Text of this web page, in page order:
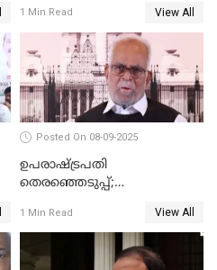
സത്യപ്രതിജ്ഞ ചെയ്തു
WATCH VIDEO
1 Min Read View All
Posted On 08-09-2025
ഉപരാഷ്ട്രപതി
തെരഞ്ഞെടുപ്പ്;
സന്ദേശവുമായി ജസ്റ്റിസ് ബി.
1 Min Read View All